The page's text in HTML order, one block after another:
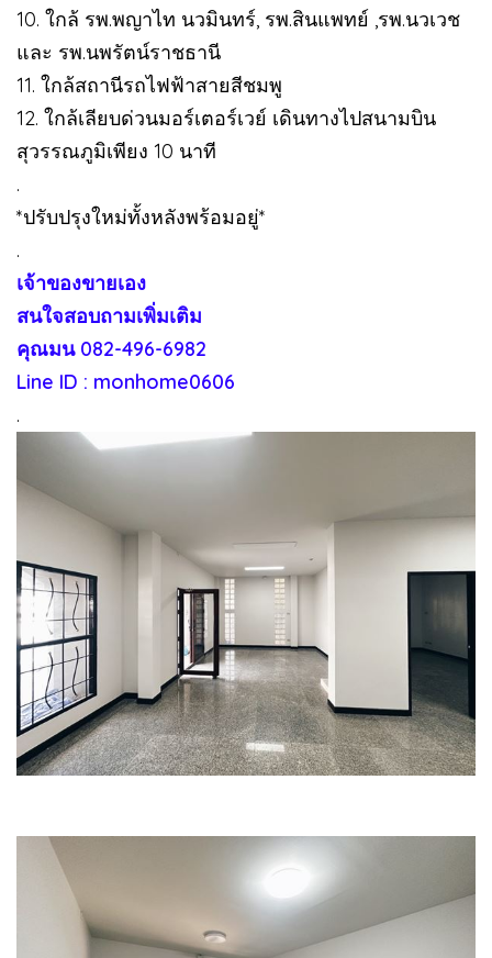
10. ใกล้ รพ.พญาไท นวมินทร์, รพ.สินแพทย์ ,รพ.นวเวช
และ รพ.นพรัตน์ราชธานี
11. ใกล้สถานีรถไฟฟ้าสายสีชมพู
12. ใกล้เลียบด่วนมอร์เตอร์เวย์ เดินทางไปสนามบิน
สุวรรณภูมิเพียง 10 นาที
.
*ปรับปรุงใหม่ทั้งหลังพร้อมอยู่*
.
เจ้าของขายเอง
สนใจสอบถามเพิ่มเติม
คุณมน 082-496-6982
Line ID : monhome0606
.